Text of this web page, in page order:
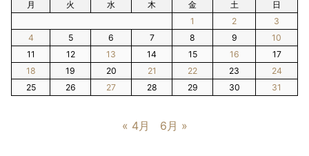
月 火 水 木 金 土
日
1
2
3
4
5 6 7 8 9
10
11
12 13 14 15 16
17
18
19 20 21 22 23
24
25
26 27 28 29 30 31
« 4月 6月 »